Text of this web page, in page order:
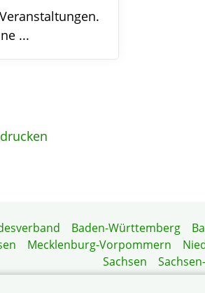
...
Baden-Württemberg
Mecklenburg-Vorpommern
Sachsen